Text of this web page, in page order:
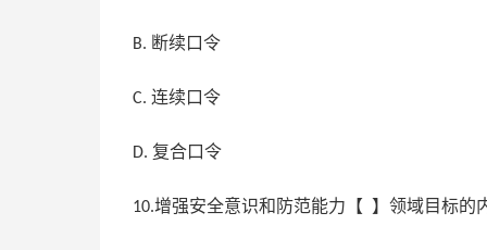
B. 断续口令
C. 连续口令
D. 复合口令
10.增强安全意识和防范能力【 】领域目标的